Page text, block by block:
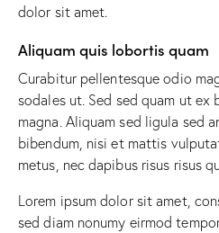
dolor sit amet.
Aliquam quis lobortis quam
Curabitur pellentesque odio
sodales ut. Sed sed quam ut ex
magna. Aliquam sed ligula sed
bibendum, nisi et mattis
metus, nec dapibus risus risus
Lorem ipsum dolor sit amet,
sed diam nonumy eirmod